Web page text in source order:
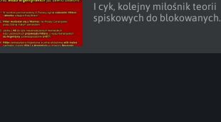
I cyk, kolejny miłośnik teorii
spiskowych do blokowanych.